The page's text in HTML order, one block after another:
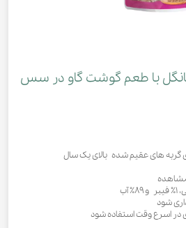
با طعم گوشت گاو در سس
گربه های عقیم شده بالای یک سال
مشاهده
شود
اسرع وقت استفاده شود